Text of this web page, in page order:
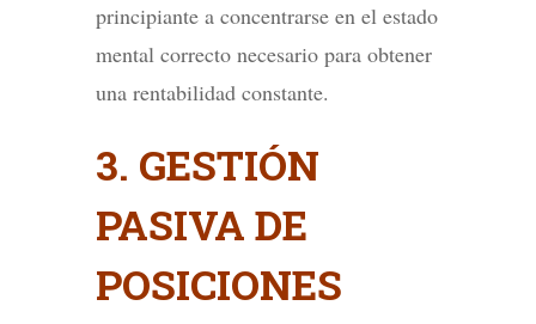
principiante a concentrarse en el estado
mental correcto necesario para obtener
una rentabilidad constante.
3. GESTIÓN
PASIVA DE
POSICIONES